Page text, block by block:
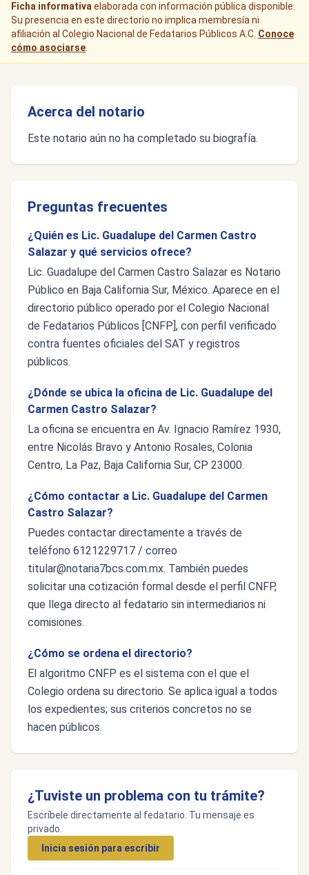
Ficha informativa elaborada con información pública disponible.
Su presencia en este directorio no implica membresía ni
afiliación al Colegio Nacional de Fedatarios Públicos A.C. Conoce
cómo asociarse
Acerca del notario
Este notario aún no ha completado su biografía.
Preguntas frecuentes
¿Quién es Lic. Guadalupe del Carmen Castro
Salazar y qué servicios ofrece?
Lic. Guadalupe del Carmen Castro Salazar es Notario
Público en Baja California Sur, México. Aparece en el
directorio público operado por el Colegio Nacional
de Fedatarios Públicos [CNFP], con perfil verificado
contra fuentes oficiales del SAT y registros
públicos.
¿Dónde se ubica la oficina de Lic. Guadalupe del
Carmen Castro Salazar?
La oficina se encuentra en Av. Ignacio Ramírez 1930,
entre Nicolás Bravo y Antonio Rosales, Colonia
Centro, La Paz, Baja California Sur, CP 23000.
¿Cómo contactar a Lic. Guadalupe del Carmen
Castro Salazar?
Puedes contactar directamente a través de
teléfono 6121229717 / correo
titular@notaria7bcs.com.mx. También puedes
solicitar una cotización formal desde el perfil CNFP,
que llega directo al fedatario sin intermediarios ni
comisiones.
¿Cómo se ordena el directorio?
El algoritmo CNFP es el sistema con el que el
Colegio ordena su directorio. Se aplica igual a todos
los expedientes; sus criterios concretos no se
hacen públicos.
¿Tuviste un problema con tu trámite?
Escríbele directamente al fedatario. Tu mensaje es
privado.
Inicia sesión para escribir